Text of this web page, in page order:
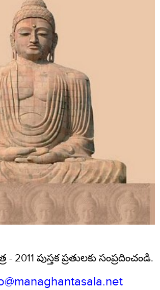
పుస్తక ప్రతులకు సంప్రదించండి.